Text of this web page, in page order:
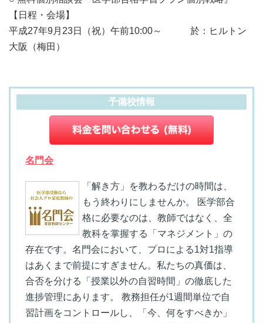
【日程・会場】
平成27年9月23日（祝）午前10:00～ 於：ヒルトン
大阪（梅田）
予備校情報
名門会
「解き方」を教わるだけの時間は、
もう終わりにしませんか。 医学部合
格に必要なのは、教師ではなく、全
教科を掌握する「マネジメント」の
存在です。名門会において、プロによる1対1指導
はあくまで前提にすぎません。私たちの真価は、
合否を分ける「授業以外の自習時間」の徹底した
進捗管理にあります。 教務担任が1週間単位で自
習計画をコントロールし、「今、何をすべきか」